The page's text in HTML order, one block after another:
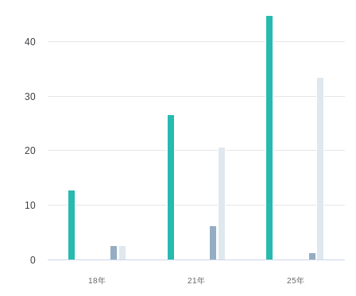
18年 21年 25年
0
10
20
30
40